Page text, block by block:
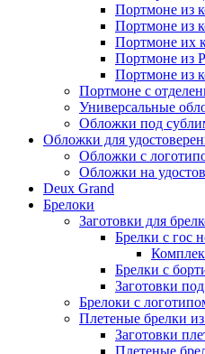
Портмоне из
Портмоне из
Портмоне их
Портмоне из
Портмоне из
Портмоне с
Универсальные
Обложки под
Обложки для
Обложки с
Обложки на
Deux Grand
Брелоки
Заготовки для
Брелки с гос
Брелки с
Заготовки
Брелоки с
Плетеные брелки
Заготовки
Плетеные